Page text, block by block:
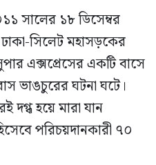
সালের ১৮ ডিসেম্বর
সিলেট মহাসড়কের
এক্সপ্রেসের একটি বাসে
ভাঙচুরের ঘটনা ঘটে।
দগ্ধ হয়ে মারা যান
পরিচয়দানকারী ৭০